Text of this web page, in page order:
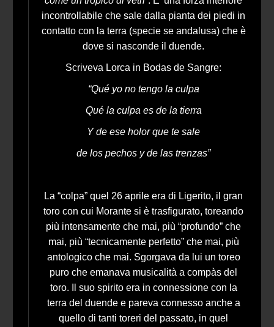
incontrollabile che sale dalla pianta dei piedi in
contatto con la terra (specie se andalusa) che è
dove si nasconde il duende.
Scriveva Lorca in Bodas de Sangre:
“Qué yo no tengo la culpa
Qué la culpa es de la tierra
Y de ese holor que te sale
de los pechos y de las trenzas”
La “colpa” quel 26 aprile era di Ligerito, il gran
toro con cui Morante si è trasfigurato, toreando
più intensamente che mai, più “profundo” che
mai, più “tecnicamente perfetto” che mai, più
antologico che mai. Sgorgava da lui un toreo
puro che emanava musicalità a compàs del
toro. Il suo spirito era in connessione con la
terra del duende e pareva connesso anche a
quello di tanti toreri del passato, in quel